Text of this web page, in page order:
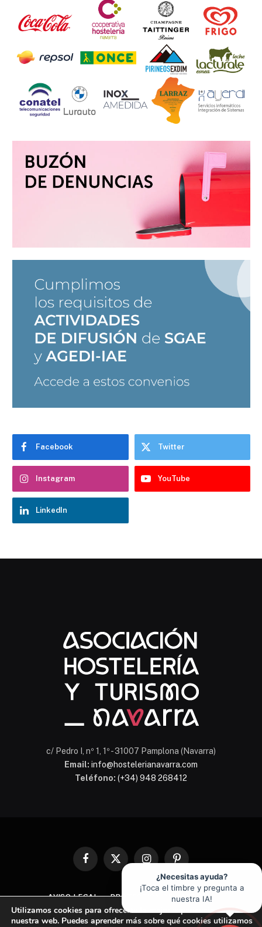
Facebook Twitter
Instagram YouTube
LinkedIn
¿Necesitas ayuda?
¡Toca el timbre y pregunta a
nuestra IA!
Chatbot Hostelería Navarra
En línea
c/ Pedro I, nº 1, 1º - 31007 Pamplona (Navarra)
Email: info@hostelerianavarra.com
Teléfono: (+34) 948 268412
Facebook
X
(Twitter)
InstagramPinterest
AVISO LEGAL PROTECCIÓN DE DATOS
POLÍTICA DE COOKIES
Utilizamos cookies para ofrecerte la mejor experiencia en
nuestra web. Puedes aprender más sobre qué cookies utilizamos